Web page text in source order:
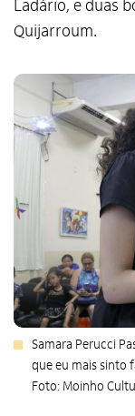
Ladário, e duas
Quijarroum.
Samara Perucci
que eu mais sinto
Foto: Moinho